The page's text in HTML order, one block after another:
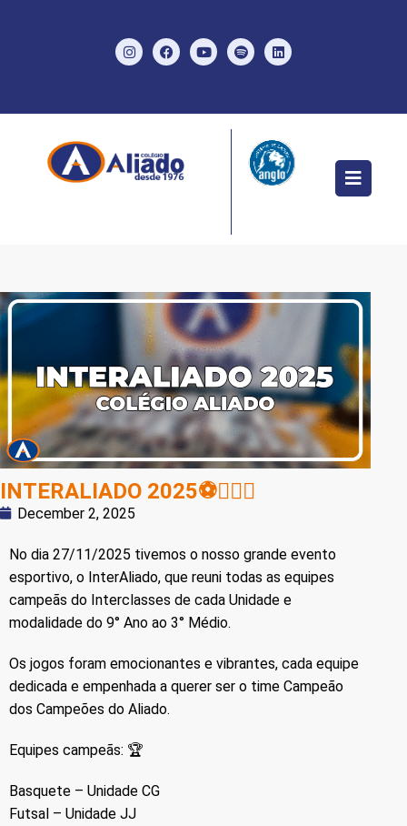
INTERALIADO 2025⚽🤾🏽‍♀
December 2, 2025
No dia 27/11/2025 tivemos o nosso grande evento
esportivo, o InterAliado, que reuni todas as equipes
campeãs do Interclasses de cada Unidade e
modalidade do 9° Ano ao 3° Médio.
Os jogos foram emocionantes e vibrantes, cada equipe
dedicada e empenhada a querer ser o time Campeão
dos Campeões do Aliado.
Equipes campeãs: 🏆
Basquete – Unidade CG
Futsal – Unidade JJ